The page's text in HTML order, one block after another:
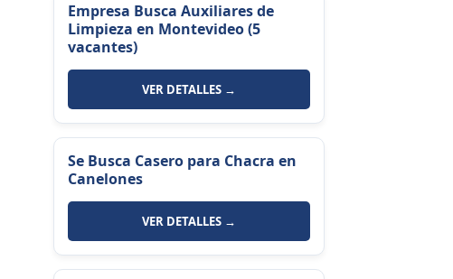
Empresa Busca Auxiliares de
Limpieza en Montevideo (5
vacantes)
VER DETALLES →
Se Busca Casero para Chacra en
Canelones
VER DETALLES →